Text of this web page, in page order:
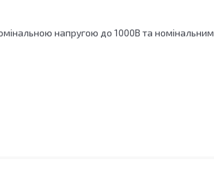
напругою до 1000В та номінальним